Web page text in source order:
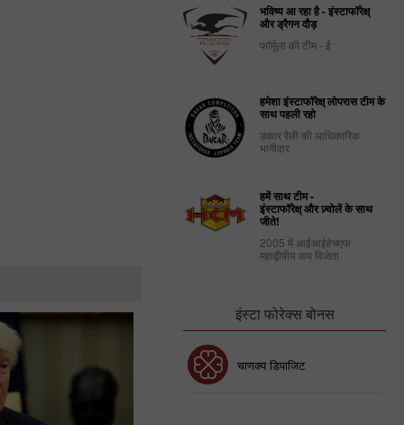
भविष्य आ रहा है - इंस्टाफॉरेक्ष्
और ड्रैगन दौड़
फॉर्मूला की टीम - ई
हमेशा इंस्टाफॉरेक्ष् लोपरास टीम के
साथ पहली रहो
डकार रैली की आधिकारिक
भागीदार
हमें साथ टीम -
इंस्टाफॉरेक्ष् और ज़्वोलें के साथ
जीते!
2005 में आईआईहेचएफ
महाद्वीपीय कप विजेता
इंस्टा फोरेक्स बोनस
चाणक्य डिपाजिट